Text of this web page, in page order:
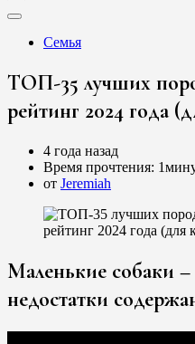
Семья
ТОП-35 лучших
рейтинг 2024 года
4 года назад
Время прочтения:
от Jeremiah
Маленькие собаки
недостатки